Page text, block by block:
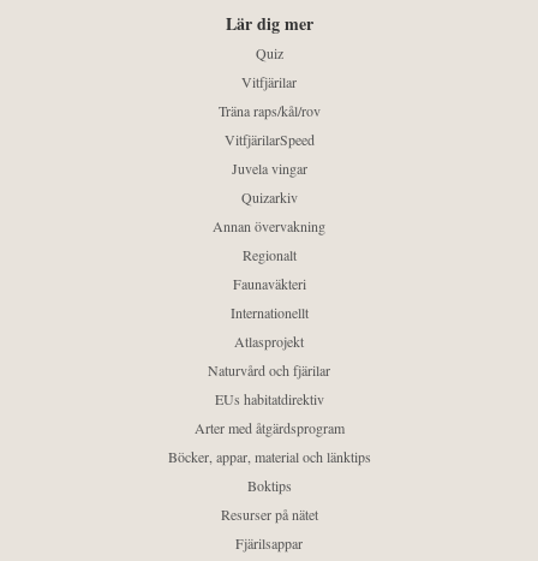
Lär dig mer
Quiz
Vitfjärilar
Träna raps/kål/rov
VitfjärilarSpeed
Juvela vingar
Quizarkiv
Annan övervakning
Regionalt
Faunaväkteri
Internationellt
Atlasprojekt
Naturvård och fjärilar
EUs habitatdirektiv
Arter med åtgärdsprogram
Böcker, appar, material och länktips
Boktips
Resurser på nätet
Fjärilsappar